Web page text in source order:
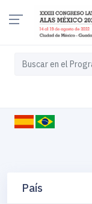
País